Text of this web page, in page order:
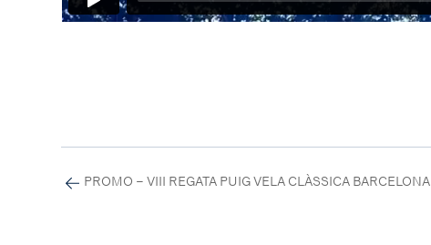
PROMO – VIII REGATA PUIG VELA CLÀSSICA BARCELONA